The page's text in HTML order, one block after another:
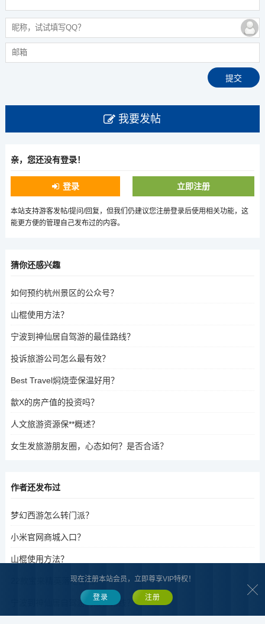
我要发帖
亲，您还没有登录！
登录 立即注册
本站支持游客发帖/提问/回复，但我们仍建议您注册登录后使用相关功能，这
能更方便的管理自己发布过的内容。
猜你还感兴趣
如何预约杭州景区的公众号？
山棍使用方法？
宁波到神仙居自驾游的最佳路线？
投诉旅游公司怎么最有效？
Best Travel焖烧壶保温好用？
歙X的房产值的投资吗？
人文旅游资源保**概述？
女生发旅游朋友圈，心态如何？是否合适？
作者还发布过
梦幻西游怎么转门派？
小米官网商城入口？
山棍使用方法？
22款宝来精英落地价格？
宁波到神仙居自驾游的最佳路线？
现在注册本站会员，立即尊享VIP特权！
登录 注册